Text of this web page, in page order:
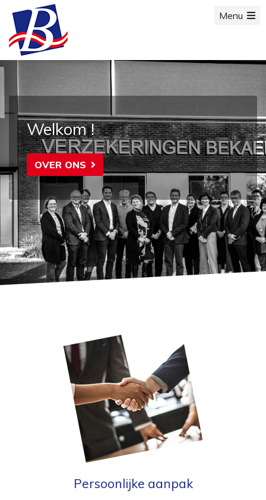
Menu
Welkom !
OVER ONS
Persoonlijke aanpak